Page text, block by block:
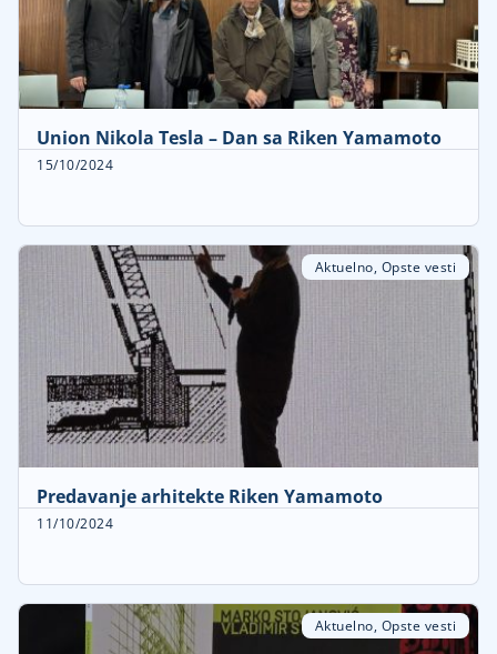
Union Nikola Tesla – Dan sa Riken Yamamoto
15/10/2024
Aktuelno, Opste vesti
Predavanje arhitekte Riken Yamamoto
11/10/2024
Aktuelno, Opste vesti